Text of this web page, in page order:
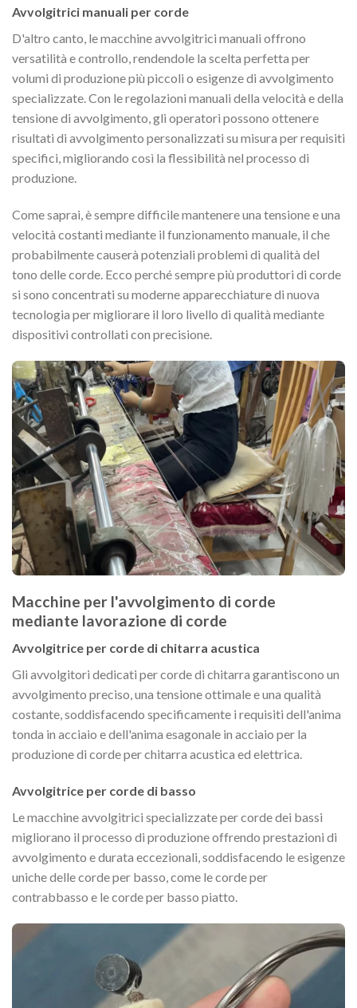
Avvolgitrici manuali per corde
D'altro canto, le macchine avvolgitrici manuali offrono
versatilità e controllo, rendendole la scelta perfetta per
volumi di produzione più piccoli o esigenze di avvolgimento
specializzate. Con le regolazioni manuali della velocità e della
tensione di avvolgimento, gli operatori possono ottenere
risultati di avvolgimento personalizzati su misura per requisiti
specifici, migliorando così la flessibilità nel processo di
produzione.
Come saprai, è sempre difficile mantenere una tensione e una
velocità costanti mediante il funzionamento manuale, il che
probabilmente causerà potenziali problemi di qualità del
tono delle corde. Ecco perché sempre più produttori di corde
si sono concentrati su moderne apparecchiature di nuova
tecnologia per migliorare il loro livello di qualità mediante
dispositivi controllati con precisione.
Macchine per l'avvolgimento di corde
mediante lavorazione di corde
Avvolgitrice per corde di chitarra acustica
Gli avvolgitori dedicati per corde di chitarra garantiscono un
avvolgimento preciso, una tensione ottimale e una qualità
costante, soddisfacendo specificamente i requisiti dell'anima
tonda in acciaio e dell'anima esagonale in acciaio per la
produzione di corde per chitarra acustica ed elettrica.
Avvolgitrice per corde di basso
Le macchine avvolgitrici specializzate per corde dei bassi
migliorano il processo di produzione offrendo prestazioni di
avvolgimento e durata eccezionali, soddisfacendo le esigenze
uniche delle corde per basso, come le corde per
contrabbasso e le corde per basso piatto.